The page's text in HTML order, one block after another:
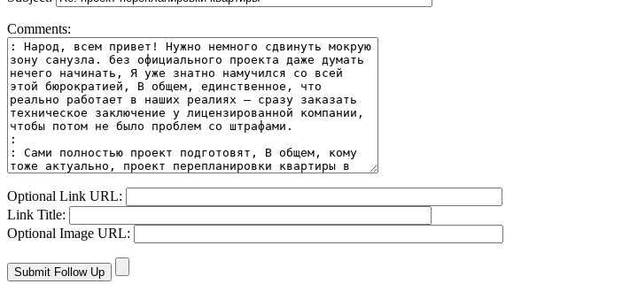
Comments:
Optional Link URL:
Link Title:
Optional Image URL: